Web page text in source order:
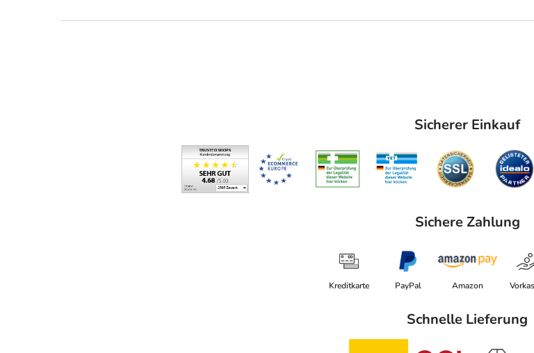
Sicherer Einkauf
Sichere Zahlung
Kreditkarte PayPal Amazon
Schnelle Lieferung